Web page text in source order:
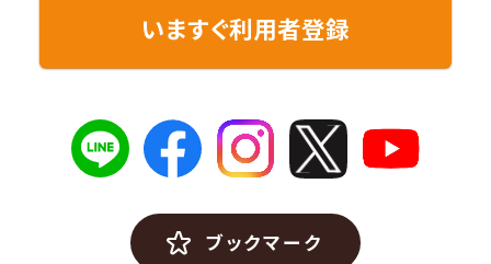
いますぐ利用者登録
ブックマーク